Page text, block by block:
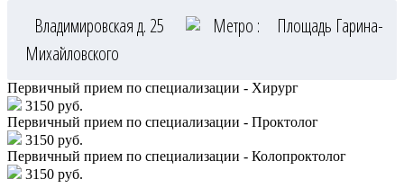
Владимировская д. 25 Метро :
Площадь Гарина-
Михайловского
Первичный прием по специализации - Хирург
3150 руб.
Первичный прием по специализации - Проктолог
3150 руб.
Первичный прием по специализации - Колопроктолог
3150 руб.